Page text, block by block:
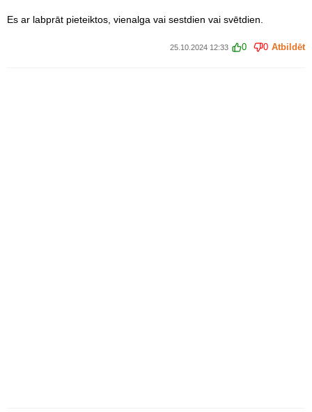
Es ar labprāt pieteiktos, vienalga vai sestdien vai svētdien.
25.10.2024 12:33 0 0 Atbildēt